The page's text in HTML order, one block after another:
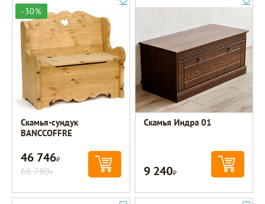
-30%
Скамья-сундук
ВАNCCOFFRE
46 746Р
66 780Р
Скамья Индра 01
9 240Р